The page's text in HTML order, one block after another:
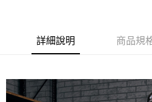
成交易。
3.實際核准額度、可分期數及費用金額請
法說明評估內容。
【繳款方式說明】
【關於「AFTEE先享後付」】
AFTEE先享後付是「在收到商品之後才付
２．便利：只要手機號碼，簡訊認證，即
３．安心：先確認商品／服務後，再付款。
ATM付款
全家取貨付款
詳細說明 商品規